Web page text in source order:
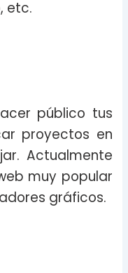
etc.
público tus
proyectos en
Actualmente
muy popular
gráficos.